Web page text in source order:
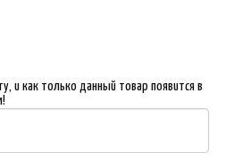
и как только данный товар появится в